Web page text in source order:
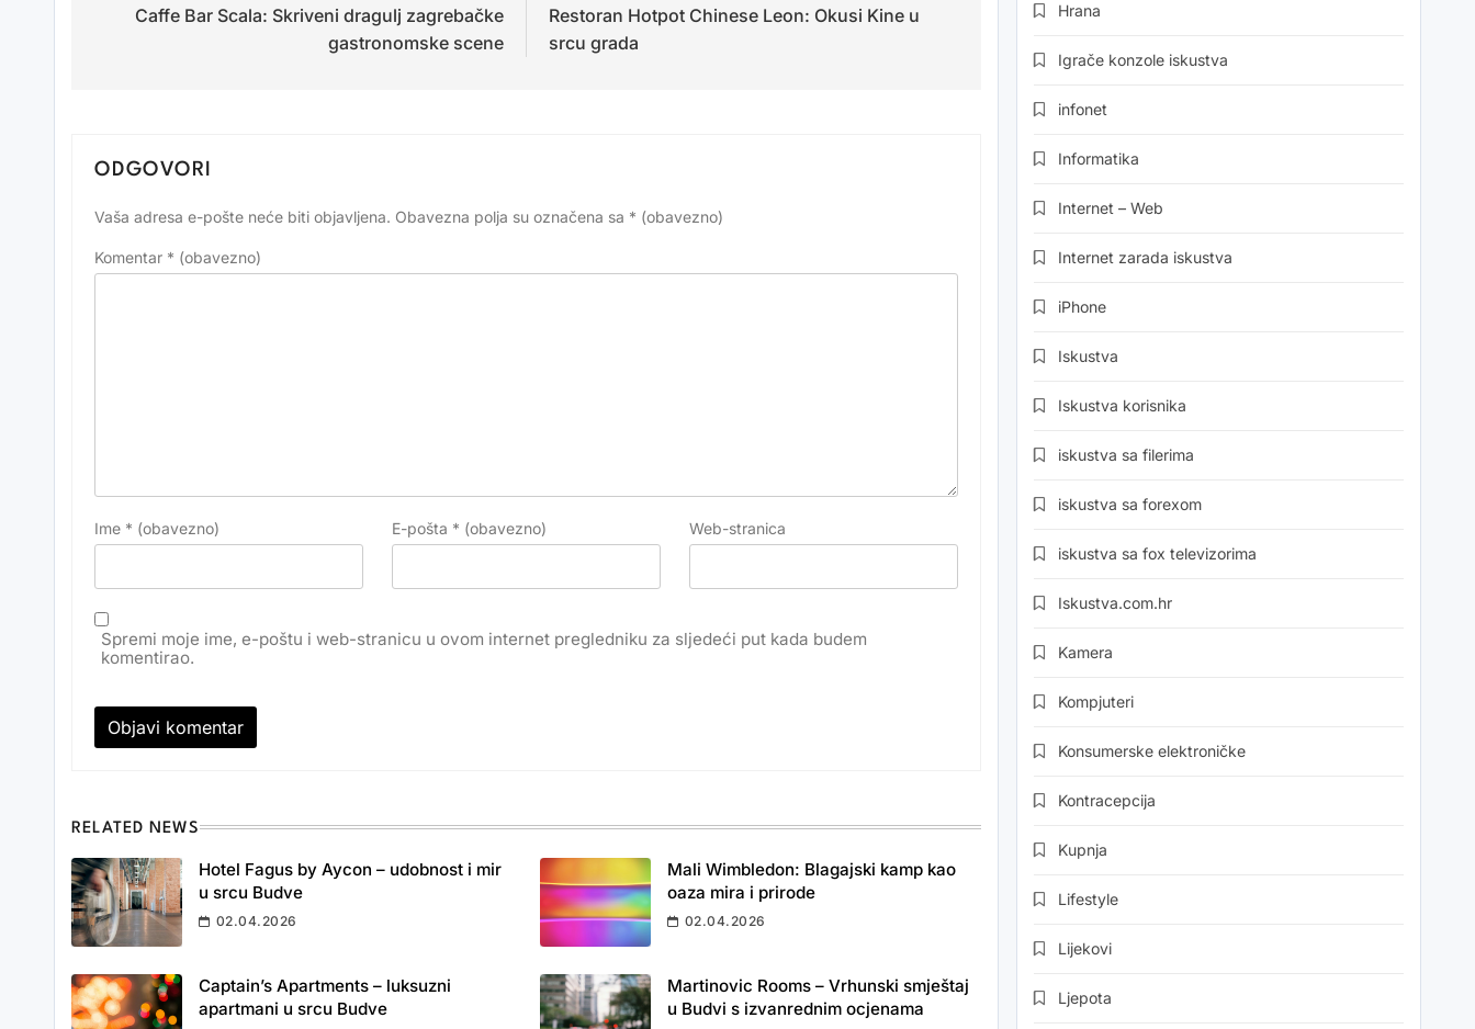
objavaCaffe Bar Scala: Skriveni dragulj zagrebačke
gastronomske scene
Restoran Hotpot Chinese Leon: Okusi Kine u
srcu grada
ODGOVORI
Vaša adresa e-pošte neće biti objavljena. Obavezna polja su označena sa * (obavezno)
Komentar * (obavezno)
Ime * (obavezno) E-pošta * (obavezno) Web-stranica
Spremi moje ime, e-poštu i web-stranicu u ovom internet pregledniku za sljedeći put kada budem
komentirao.
Alternative:
RELATED NEWS
Hotel Fagus by Aycon – udobnost i mir
u srcu Budve
02.04.2026
Mali Wimbledon: Blagajski kamp kao
oaza mira i prirode
02.04.2026
Captain’s Apartments – luksuzni
apartmani u srcu Budve
Martinovic Rooms – Vrhunski smještaj
u Budvi s izvanrednim ocjenama
Hrana
Igrače konzole iskustva
infonet
Informatika
Internet – Web
Internet zarada iskustva
iPhone
Iskustva
Iskustva korisnika
iskustva sa filerima
iskustva sa forexom
iskustva sa fox televizorima
Iskustva.com.hr
Kamera
Kompjuteri
Konsumerske elektroničke
Kontracepcija
Kupnja
Lifestyle
Lijekovi
Ljepota